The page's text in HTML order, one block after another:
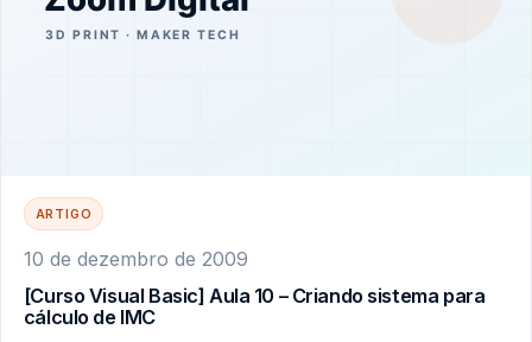
ARTIGO
10 de dezembro de 2009
[Curso Visual Basic] Aula 10 – Criando sistema para
cálculo de IMC